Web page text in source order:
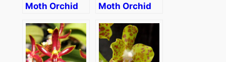
Moth Orchid
Chiang
Sapphire)
Moth Orchid
stobartiana)